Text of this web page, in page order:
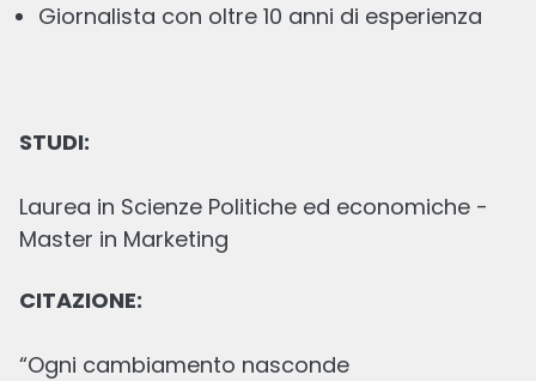
Giornalista con oltre 10 anni di esperienza
STUDI:
Laurea in Scienze Politiche ed economiche -
Master in Marketing
CITAZIONE:
“Ogni cambiamento nasconde
Azioni idrogeno: le migliori da comprare e
come investire nel settore
3 AGO, 2026 16